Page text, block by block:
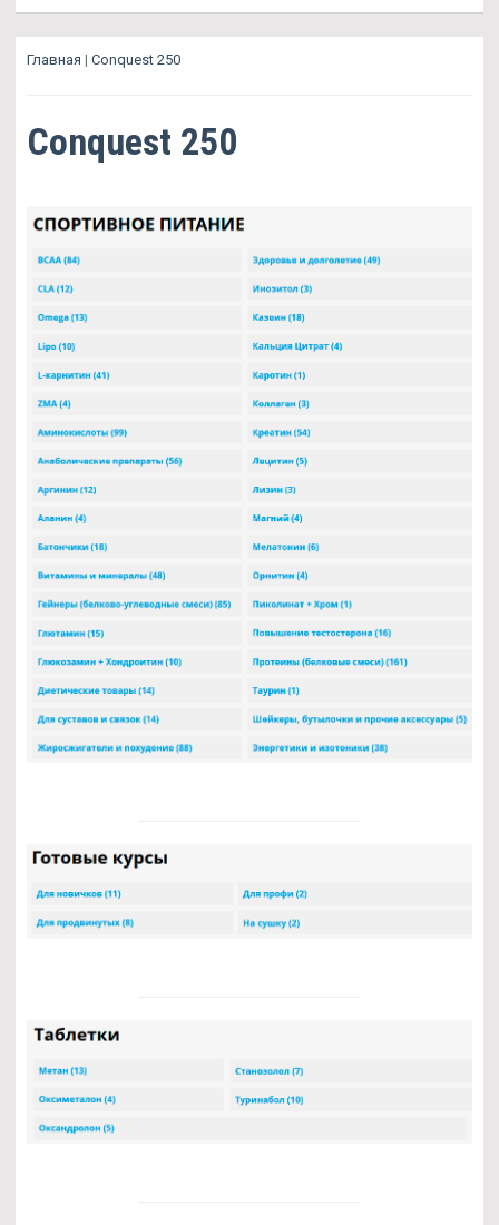
Главная | Conquest 250
Conquest 250